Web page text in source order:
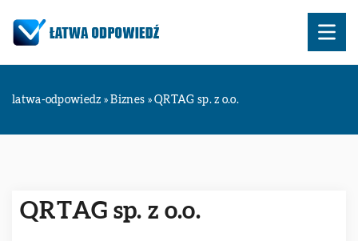
latwa-odpowiedz »Biznes »QRTAG sp. z o.o.
QRTAG sp. z o.o.